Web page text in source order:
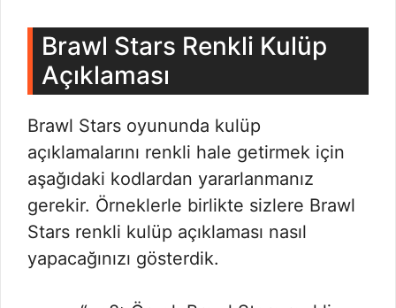
Brawl Stars Renkli Kulüp
Açıklaması
Brawl Stars oyununda kulüp
açıklamalarını renkli hale getirmek için
aşağıdaki kodlardan yararlanmanız
gerekir. Örneklerle birlikte sizlere Brawl
Stars renkli kulüp açıklaması nasıl
yapacağınızı gösterdik.